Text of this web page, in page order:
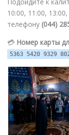
10:00, 11:00,
телефону (044)
💳 Номер карты
5363 5420 9329